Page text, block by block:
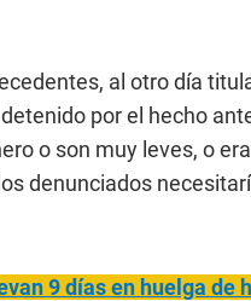
al otro día
por el hecho
o son muy leves, o
denunciados
9 días en huelga de